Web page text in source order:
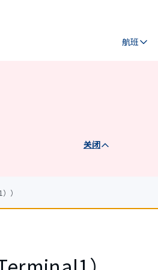
航班
关闭
）